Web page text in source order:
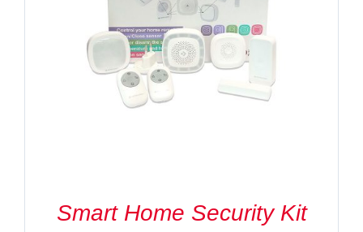
Smart Home Security Kit